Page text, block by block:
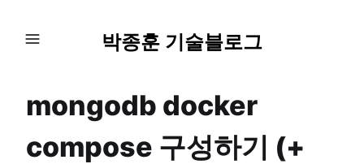
박종훈 기술블로그
mongodb docker
compose 구성하기 (+